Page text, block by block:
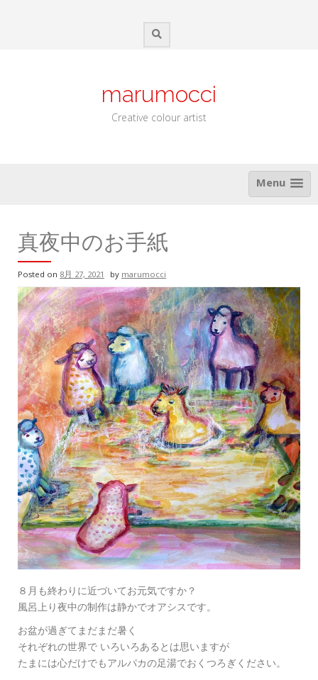
marumocci
Creative colour artist
Menu
真夜中のお手紙
Posted on 8月 27, 2021 bymarumocci
８月も終わりに近づいてお元気ですか？
風呂上り夜中の制作は静かでオアシスです。
お盆が過ぎてまだまだ暑く
それぞれの世界で いろいろあるとは思いますが
たまには心だけでもアルパカの足湯でおくつろぎください。